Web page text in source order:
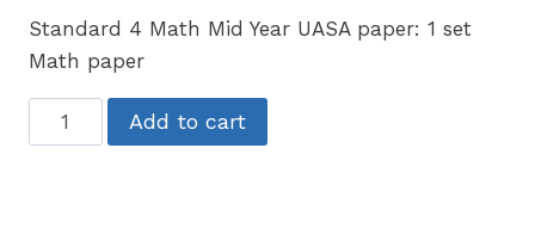
Standard 4 Math Mid Year UASA paper: 1 set
Math paper
年
Add to cart